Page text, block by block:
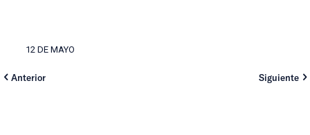
12 DE MAYO
Anterior Siguiente